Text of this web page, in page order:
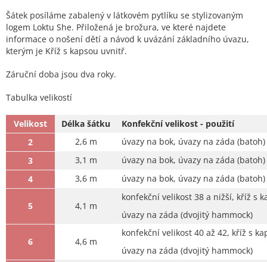
Šátek posíláme zabalený v látkovém pytlíku se stylizovaným
logem Loktu She. Přiložená je brožura, ve které najdete
informace o nošení dětí a návod k uvázání základního úvazu,
kterým je Kříž s kapsou uvnitř.
Záruční doba jsou dva roky.
Tabulka velikostí
Velikost Délka šátku
Konfekční velikost - použití
2
2,6 m
úvazy na bok, úvazy na záda (batoh)
3
3,1 m
úvazy na bok, úvazy na záda (batoh)
4
3,6 m úvazy na bok, úvazy na záda (batoh)
5 4,1 m
konfekční velikost 38 a nižší, kříž s
úvazy na záda (dvojitý hammock)
6 4,6 m
konfekční velikost 40 až 42, kříž s
úvazy na záda (dvojitý hammock)